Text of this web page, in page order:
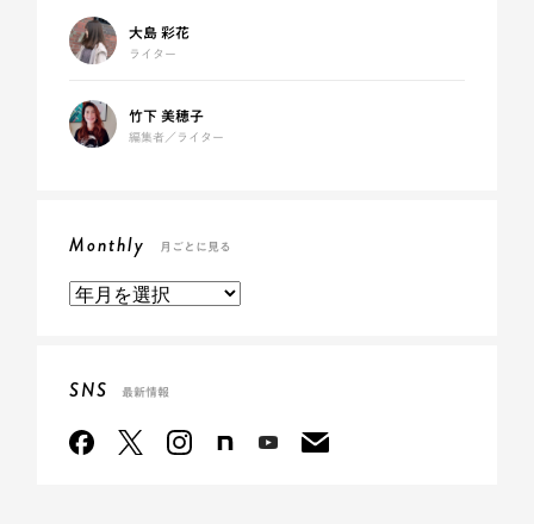
大島 彩花
ライター
竹下 美穂子
編集者／ライター
Monthly 月ごとに見る
SNS 最新情報